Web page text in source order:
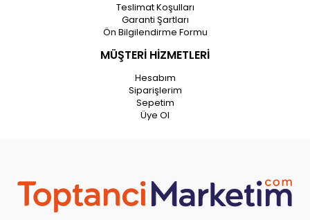
Teslimat Koşulları
Garanti Şartları
Ön Bilgilendirme Formu
MÜŞTERİ HİZMETLERİ
Hesabım
Siparişlerim
Sepetim
Üye Ol